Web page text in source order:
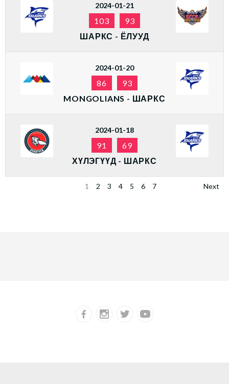
2024-01-21
103
93
ШАРКС - ЁЛУУД
2024-01-20
86
93
MONGOLIANS - ШАРКС
2024-01-18
91
69
ХҮЛЭГҮҮД - ШАРКС
1 2 3 4 5 6 7 Next